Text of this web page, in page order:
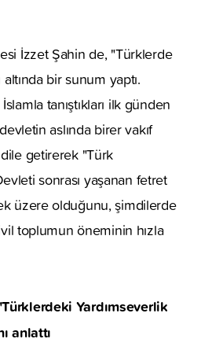
İzzet Şahin de, "Türklerde
altında bir sunum yaptı.
tanıştıkları ilk günden
aslında birer vakıf
getirerek "Türk
sonrası yaşanan fetret
üzere olduğunu, şimdilerde
toplumun öneminin hızla
Yardımseverlik
anlattı